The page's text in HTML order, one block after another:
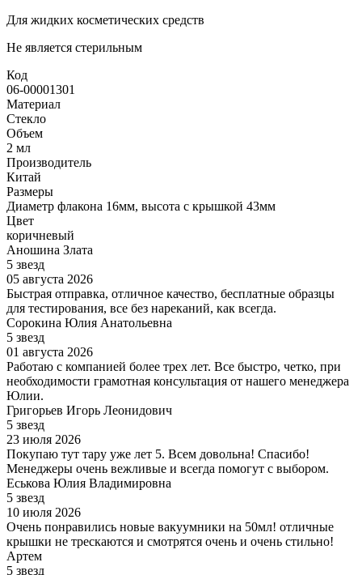
Для жидких косметических средств
Не является стерильным
Код
06-00001301
Материал
Стекло
Объем
2 мл
Производитель
Китай
Размеры
Диаметр флакона 16мм, высота с крышкой 43мм
Цвет
коричневый
Аношина Злата
5 звезд
05 августа 2026
Быстрая отправка, отличное качество, бесплатные образцы
для тестирования, все без нареканий, как всегда.
Сорокина Юлия Анатольевна
5 звезд
01 августа 2026
Работаю с компанией более трех лет. Все быстро, четко, при
необходимости грамотная консультация от нашего менеджера
Юлии.
Григорьев Игорь Леонидович
5 звезд
23 июля 2026
Покупаю тут тару уже лет 5. Всем довольна! Спасибо!
Менеджеры очень вежливые и всегда помогут с выбором.
Еськова Юлия Владимировна
5 звезд
10 июля 2026
Очень понравились новые вакуумники на 50мл! отличные
крышки не трескаются и смотрятся очень и очень стильно!
Артем
5 звезд